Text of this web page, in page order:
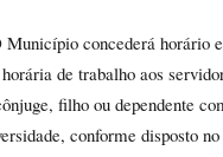
Município concederá horário
de trabalho aos
filho ou dependente
conforme disposto